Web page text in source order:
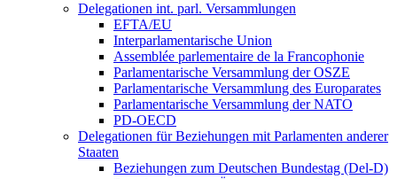
Delegationen int. parl. Versammlungen
EFTA/EU
Interparlamentarische Union
Assemblée parlementaire de la Francophonie
Parlamentarische Versammlung der OSZE
Parlamentarische Versammlung des Europarates
Parlamentarische Versammlung der NATO
PD-OECD
Delegationen für Beziehungen mit Parlamenten anderer
Staaten
Beziehungen zum Deutschen Bundestag (Del-D)